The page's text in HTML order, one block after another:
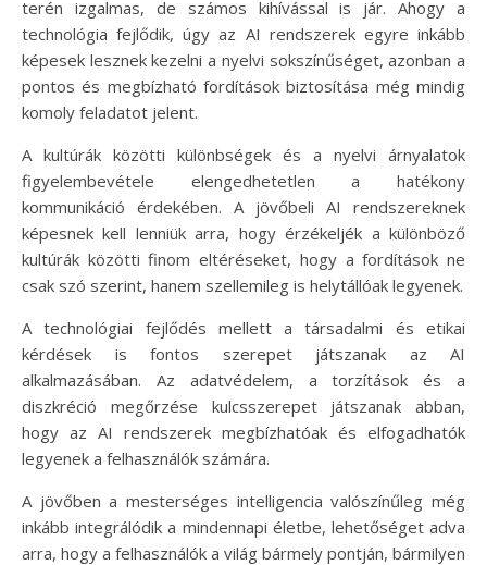
terén izgalmas, de számos kihívással is jár. Ahogy a
technológia fejlődik, úgy az AI rendszerek egyre inkább
képesek lesznek kezelni a nyelvi sokszínűséget, azonban a
pontos és megbízható fordítások biztosítása még mindig
komoly feladatot jelent.
A kultúrák közötti különbségek és a nyelvi árnyalatok
figyelembevétele elengedhetetlen a hatékony
kommunikáció érdekében. A jövőbeli AI rendszereknek
képesnek kell lenniük arra, hogy érzékeljék a különböző
kultúrák közötti finom eltéréseket, hogy a fordítások ne
csak szó szerint, hanem szellemileg is helytállóak legyenek.
A technológiai fejlődés mellett a társadalmi és etikai
kérdések is fontos szerepet játszanak az AI
alkalmazásában. Az adatvédelem, a torzítások és a
diszkréció megőrzése kulcsszerepet játszanak abban,
hogy az AI rendszerek megbízhatóak és elfogadhatók
legyenek a felhasználók számára.
A jövőben a mesterséges intelligencia valószínűleg még
inkább integrálódik a mindennapi életbe, lehetőséget adva
arra, hogy a felhasználók a világ bármely pontján, bármilyen